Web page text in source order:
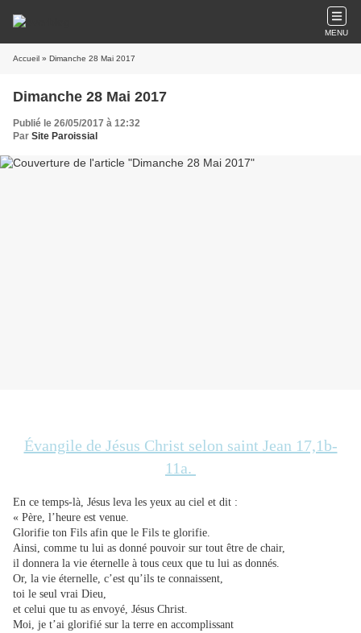
MENU
Accueil » Dimanche 28 Mai 2017
Dimanche 28 Mai 2017
Publié le 26/05/2017 à 12:32
Par Site Paroissial
Évangile de Jésus Christ selon saint Jean 17,1b-
11a.
En ce temps-là, Jésus leva les yeux au ciel et dit :
« Père, l’heure est venue.
Glorifie ton Fils afin que le Fils te glorifie.
Ainsi, comme tu lui as donné pouvoir sur tout être de chair,
il donnera la vie éternelle à tous ceux que tu lui as donnés.
Or, la vie éternelle, c’est qu’ils te connaissent,
toi le seul vrai Dieu,
et celui que tu as envoyé, Jésus Christ.
Moi, je t’ai glorifié sur la terre en accomplissant